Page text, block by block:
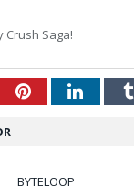
Crush Saga!
Pinterest
BYTELOOP